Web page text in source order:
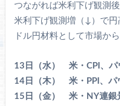
つながれば米利下げ観測
米利下げ観測増（↓）で円
ドル円材料として市場か
13日（水） 米・CPI、パ
14日（木） 米・PPI、パ
15日（金） 米・NY連銀